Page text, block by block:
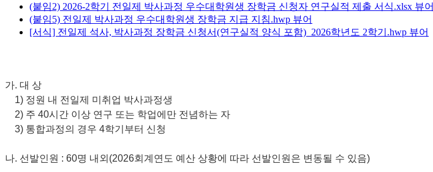
(붙임2) 2026-2학기 전일제 박사과정 우수대학원생 장학금 신청자 연구실적 제출 서식.xlsx 뷰어
(붙임5) 전일제 박사과정 우수대학원생 장학금 지급 지침.hwp 뷰어
[서식] 전일제 석사, 박사과정 장학금 신청서(연구실적 양식 포함)_2026학년도 2학기.hwp 뷰어
가. 대 상
1) 정원 내 전일제 미취업 박사과정생
2) 주 40시간 이상 연구 또는 학업에만 전념하는 자
3) 통합과정의 경우 4학기부터 신청
나. 선발인원 : 60명 내외(2026회계연도 예산 상황에 따라 선발인원은 변동될 수 있음)